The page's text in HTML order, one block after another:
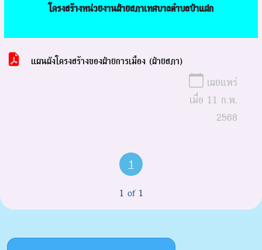
โครงสร้างหน่วยงานฝ่ายสภาเทศบาลตำบลป่าแฝก
แผนผังโครงสร้างของฝ่ายการเมือง (ฝ่ายสภา)
เผยแพร่
เมื่อ 11 ก.พ.
2568
1
1 of 1